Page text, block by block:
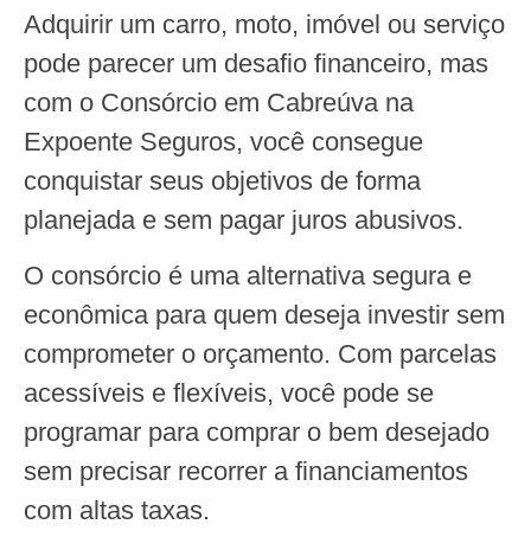
Adquirir um carro, moto, imóvel ou serviço
pode parecer um desafio financeiro, mas
com o Consórcio em Cabreúva na
Expoente Seguros, você consegue
conquistar seus objetivos de forma
planejada e sem pagar juros abusivos.
O consórcio é uma alternativa segura e
econômica para quem deseja investir sem
comprometer o orçamento. Com parcelas
acessíveis e flexíveis, você pode se
programar para comprar o bem desejado
sem precisar recorrer a financiamentos
com altas taxas.